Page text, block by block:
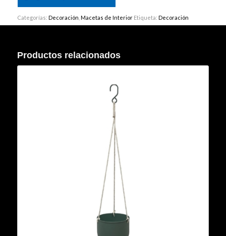
Categorías: Decoración Macetas de Interior Etiqueta: Decoración
Productos relacionados